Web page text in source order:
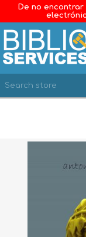
De no
WISHLIST
0